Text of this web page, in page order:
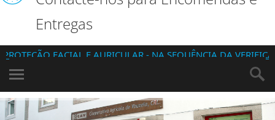
Entregas
FACIAL E AURICULAR - NA SEQUÊNCIA DA VERIFICAÇÃO